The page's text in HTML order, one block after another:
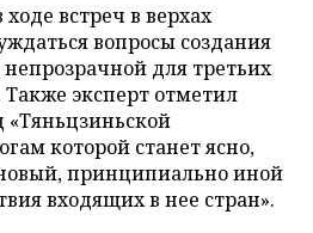
встреч в верхах
вопросы создания
для третьих
эксперт отметил
«Тяньцзиньской
которой станет ясно,
принципиально иной
входящих в нее стран».